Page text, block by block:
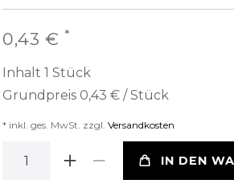
0,43 € *
Inhalt 1 Stück
Grundpreis 0,43 € / Stück
* inkl. ges. MwSt. zzgl. Versandkosten
IN DEN